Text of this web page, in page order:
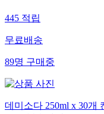
445적립
무료배송
89명구매중
데미소다 250ml x 30개